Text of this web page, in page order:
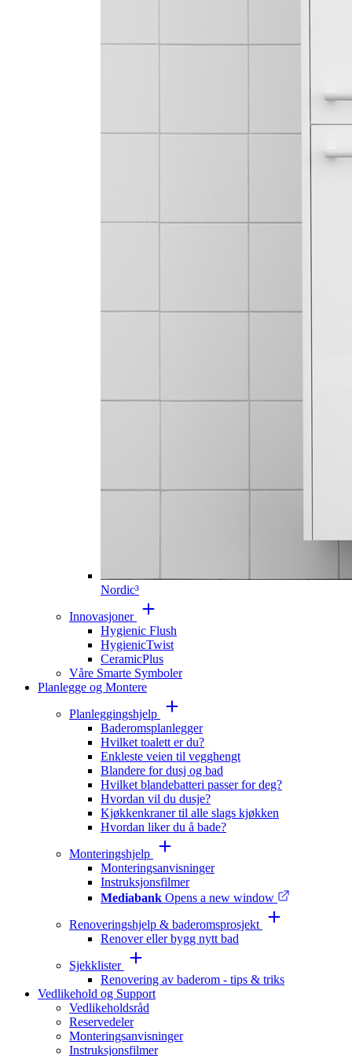
Nordic³
Innovasjoner
Hygienic Flush
HygienicTwist
CeramicPlus
Våre Smarte Symboler
Planlegge og Montere
Planleggingshjelp
Baderomsplanlegger
Hvilket toalett er du?
Enkleste veien til vegghengt
Blandere for dusj og bad
Hvilket blandebatteri passer for deg?
Hvordan vil du dusje?
Kjøkkenkraner til alle slags kjøkken
Hvordan liker du å bade?
Monteringshjelp
Monteringsanvisninger
Instruksjonsfilmer
Mediabank Opens a new window
Renoveringshjelp & baderomsprosjekt
Renover eller bygg nytt bad
Sjekklister
Renovering av baderom - tips & triks
Vedlikehold og Support
Vedlikeholdsråd
Reservedeler
Monteringsanvisninger
Instruksjonsfilmer